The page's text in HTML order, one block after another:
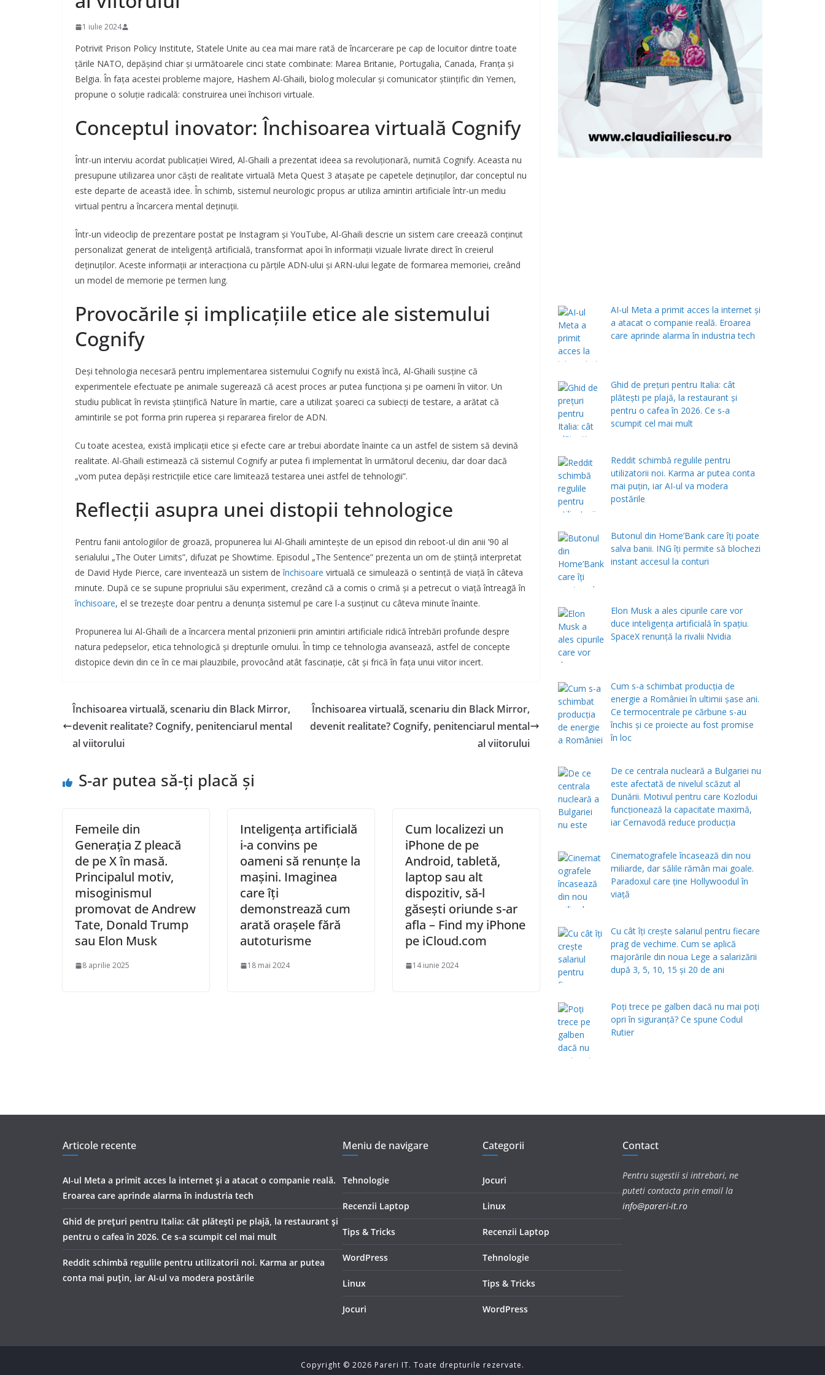
1 iulie 2024
Potrivit Prison Policy Institute, Statele Unite au cea mai mare rată de încarcerare pe cap de locuitor dintre toate
țările NATO, depășind chiar și următoarele cinci state combinate: Marea Britanie, Portugalia, Canada, Franța și
Belgia. În fața acestei probleme majore, Hashem Al-Ghaili, biolog molecular și comunicator științific din Yemen,
propune o soluție radicală: construirea unei închisori virtuale.
Conceptul inovator: Închisoarea virtuală Cognify
Într-un interviu acordat publicației Wired, Al-Ghaili a prezentat ideea sa revoluționară, numită Cognify. Aceasta nu
presupune utilizarea unor căști de realitate virtuală Meta Quest 3 atașate pe capetele deținuților, dar conceptul nu
este departe de această idee. În schimb, sistemul neurologic propus ar utiliza amintiri artificiale într-un mediu
virtual pentru a încarcera mental deținuții.
Într-un videoclip de prezentare postat pe Instagram și YouTube, Al-Ghaili descrie un sistem care creează conținut
personalizat generat de inteligență artificială, transformat apoi în informații vizuale livrate direct în creierul
deținuților. Aceste informații ar interacționa cu părțile ADN-ului și ARN-ului legate de formarea memoriei, creând
un model de memorie pe termen lung.
Provocările și implicațiile etice ale sistemului
Cognify
Deși tehnologia necesară pentru implementarea sistemului Cognify nu există încă, Al-Ghaili susține că
experimentele efectuate pe animale sugerează că acest proces ar putea funcționa și pe oameni în viitor. Un
studiu publicat în revista științifică Nature în martie, care a utilizat șoareci ca subiecți de testare, a arătat că
amintirile se pot forma prin ruperea și repararea firelor de ADN.
Cu toate acestea, există implicații etice și efecte care ar trebui abordate înainte ca un astfel de sistem să devină
realitate. Al-Ghaili estimează că sistemul Cognify ar putea fi implementat în următorul deceniu, dar doar dacă
„vom putea depăși restricțiile etice care limitează testarea unei astfel de tehnologii”.
Reflecții asupra unei distopii tehnologice
Pentru fanii antologiilor de groază, propunerea lui Al-Ghaili amintește de un episod din reboot-ul din anii ’90 al
serialului „The Outer Limits”, difuzat pe Showtime. Episodul „The Sentence” prezenta un om de știință interpretat
de David Hyde Pierce, care inventează un sistem deînchisoare virtuală ce simulează o sentință de viață în câteva
minute. După ce se supune propriului său experiment, crezând că a comis o crimă și a petrecut o viață întreagă în
închisoare, el se trezește doar pentru a denunța sistemul pe care l-a susținut cu câteva minute înainte.
Propunerea lui Al-Ghaili de a încarcera mental prizonierii prin amintiri artificiale ridică întrebări profunde despre
natura pedepselor, etica tehnologică și drepturile omului. În timp ce tehnologia avansează, astfel de concepte
distopice devin din ce în ce mai plauzibile, provocând atât fascinație, cât și frică în fața unui viitor incert.
Închisoarea virtuală, scenariu din Black Mirror,
devenit realitate? Cognify, penitenciarul mental
al viitorului
Închisoarea virtuală, scenariu din Black Mirror,
devenit realitate? Cognify, penitenciarul mental
al viitorului
S-ar putea să-ți placă și
Femeile din
Generația Z pleacă
de pe X în masă.
Principalul motiv,
misoginismul
promovat de Andrew
Tate, Donald Trump
sau Elon Musk
8 aprilie 2025
Inteligența artificială
i-a convins pe
oameni să renunțe la
mașini. Imaginea
care îți
demonstrează cum
arată orașele fără
autoturisme
18 mai 2024
Cum localizezi un
iPhone de pe
Android, tabletă,
laptop sau alt
dispozitiv, să-l
găsești oriunde s-ar
afla – Find my iPhone
pe iCloud.com
14 iunie 2024
AI-ul Meta a primit acces la internet și
a atacat o companie reală. Eroarea
care aprinde alarma în industria tech
Ghid de prețuri pentru Italia: cât
plătești pe plajă, la restaurant și
pentru o cafea în 2026. Ce s-a
scumpit cel mai mult
Reddit schimbă regulile pentru
utilizatorii noi. Karma ar putea conta
mai puțin, iar AI-ul va modera
postările
Butonul din Home’Bank care îți poate
salva banii. ING îți permite să blochezi
instant accesul la conturi
Elon Musk a ales cipurile care vor
duce inteligența artificială în spațiu.
SpaceX renunță la rivalii Nvidia
Cum s-a schimbat producția de
energie a României în ultimii șase ani.
Ce termocentrale pe cărbune s-au
închis și ce proiecte au fost promise
în loc
De ce centrala nucleară a Bulgariei nu
este afectată de nivelul scăzut al
Dunării. Motivul pentru care Kozlodui
funcționează la capacitate maximă,
iar Cernavodă reduce producția
Cinematografele încasează din nou
miliarde, dar sălile rămân mai goale.
Paradoxul care ține Hollywoodul în
viață
Cu cât îți crește salariul pentru fiecare
prag de vechime. Cum se aplică
majorările din noua Lege a salarizării
după 3, 5, 10, 15 și 20 de ani
Poți trece pe galben dacă nu mai poți
opri în siguranță? Ce spune Codul
Rutier
Articole recente
AI-ul Meta a primit acces la internet și a atacat o companie reală.
Eroarea care aprinde alarma în industria tech
Ghid de prețuri pentru Italia: cât plătești pe plajă, la restaurant și
pentru o cafea în 2026. Ce s-a scumpit cel mai mult
Reddit schimbă regulile pentru utilizatorii noi. Karma ar putea
conta mai puțin, iar AI-ul va modera postările
Meniu de navigare
Tehnologie
Recenzii Laptop
Tips & Tricks
WordPress
Linux
Jocuri
Categorii
Jocuri
Linux
Recenzii Laptop
Tehnologie
Tips & Tricks
WordPress
Contact
Pentru sugestii si intrebari, ne
puteti contacta prin email la
info@pareri-it.ro
Copyright © 2026 Pareri IT. Toate drepturile rezervate.